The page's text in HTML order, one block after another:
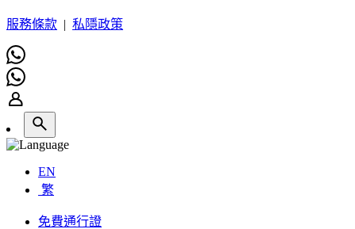
服務條款 | 私隱政策
EN
繁
免費通行證